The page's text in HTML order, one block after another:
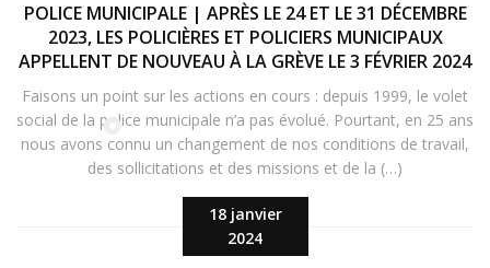
18 janvier
2024
POLICE MUNICIPALE | APRÈS LE 24 ET LE 31 DÉCEMBRE
2023, LES POLICIÈRES ET POLICIERS MUNICIPAUX
APPELLENT DE NOUVEAU À LA GRÈVE LE 3 FÉVRIER 2024
Faisons un point sur les actions en cours : depuis 1999, le volet
social de la police municipale n’a pas évolué. Pourtant, en 25 ans
nous avons connu un changement de nos conditions de travail,
des sollicitations et des missions et de la (…)